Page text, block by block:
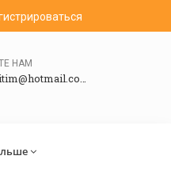
НАМ
yakutegitim@hotmail.com